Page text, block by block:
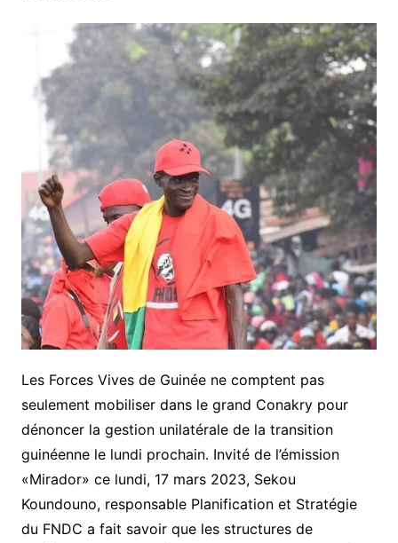
Les Forces Vives de Guinée ne comptent pas
seulement mobiliser dans le grand Conakry pour
dénoncer la gestion unilatérale de la transition
guinéenne le lundi prochain. Invité de l’émission
«Mirador» ce lundi, 17 mars 2023, Sekou
Koundouno, responsable Planification et Stratégie
du FNDC a fait savoir que les structures de